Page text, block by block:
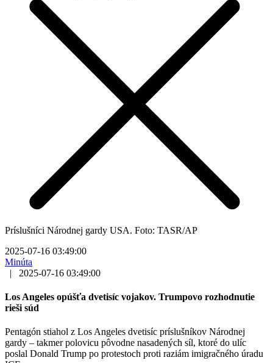
Príslušníci Národnej gardy USA. Foto: TASR/AP
2025-07-16 03:49:00
Minúta
|
2025-07-16 03:49:00
Los Angeles opúšťa dvetisíc vojakov. Trumpovo rozhodnutie
rieši súd
Pentagón stiahol z Los Angeles dvetisíc príslušníkov Národnej
gardy – takmer polovicu pôvodne nasadených síl, ktoré do ulíc
poslal Donald Trump po protestoch proti raziám imigračného úradu